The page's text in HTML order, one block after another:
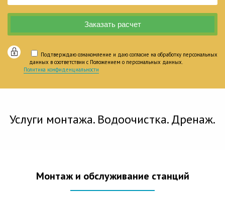
Подтверждаю ознакомление и даю согласие на обработку персональных
данных в соответствии с Положением о персональных данных.
Политика конфиденциальности
Услуги монтажа. Водоочистка. Дренаж.
Монтаж и обслуживание станций